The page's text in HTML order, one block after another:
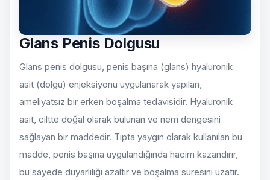
Glans Penis Dolgusu
Glans penis dolgusu, penis başına (glans) hyaluronik
asit (dolgu) enjeksiyonu uygulanarak yapılan,
ameliyatsız bir erken boşalma tedavisidir. Hyaluronik
asit, ciltte doğal olarak bulunan ve nem dengesini
sağlayan bir maddedir. Tıpta yaygın olarak kullanılan bu
madde, penis başına uygulandığında hacim kazandırır,
bu sayede duyarlılığı azaltır ve boşalma süresini uzatır.